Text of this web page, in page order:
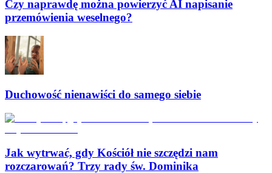
Czy naprawdę można powierzyć AI napisanie
przemówienia weselnego?
Duchowość nienawiści do samego siebie
Jak wytrwać, gdy Kościół nie szczędzi nam
rozczarowań? Trzy rady św. Dominika